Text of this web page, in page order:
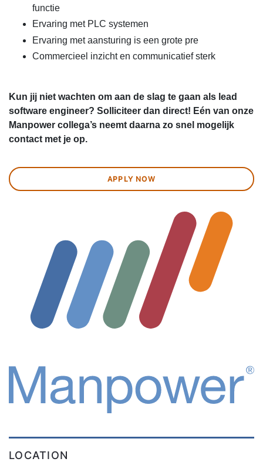
functie
Ervaring met PLC systemen
Ervaring met aansturing is een grote pre
Commercieel inzicht en communicatief sterk
Kun jij niet wachten om aan de slag te gaan als lead
software engineer? Solliciteer dan direct! Eén van onze
Manpower collega’s neemt daarna zo snel mogelijk
contact met je op.
APPLY NOW
LOCATION